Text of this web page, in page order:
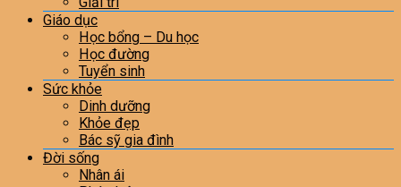
Giáo dục
Học bổng – Du học
Học đường
Tuyển sinh
Sức khỏe
Dinh dưỡng
Khỏe đẹp
Bác sỹ gia đình
Đời sống
Nhân ái